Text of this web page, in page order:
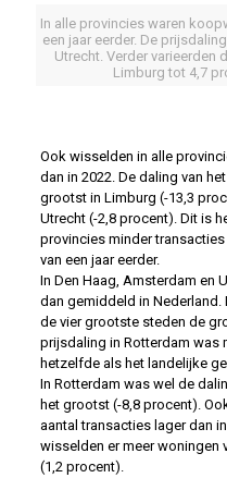
In alle provincies waren
een jaar eerder. De
Utrecht. Verder varieerden
Limburg tot 4,7
Ook wisselden in alle
dan in 2022. De daling van
grootst in Limburg (-13,3
Utrecht (-2,8 procent). Dit is
provincies minder
van een jaar eerder.
In Den Haag, Amsterdam en
dan gemiddeld in Nederland.
de vier grootste steden de
prijsdaling in Rotterdam was
hetzelfde als het landelijke
In Rotterdam was wel de
het grootst (-8,8 procent).
aantal transacties lager dan
wisselden er meer woningen
(1,2 procent).